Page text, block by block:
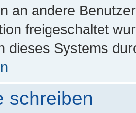
an andere
freigeschaltet
dieses Systems
schreiben